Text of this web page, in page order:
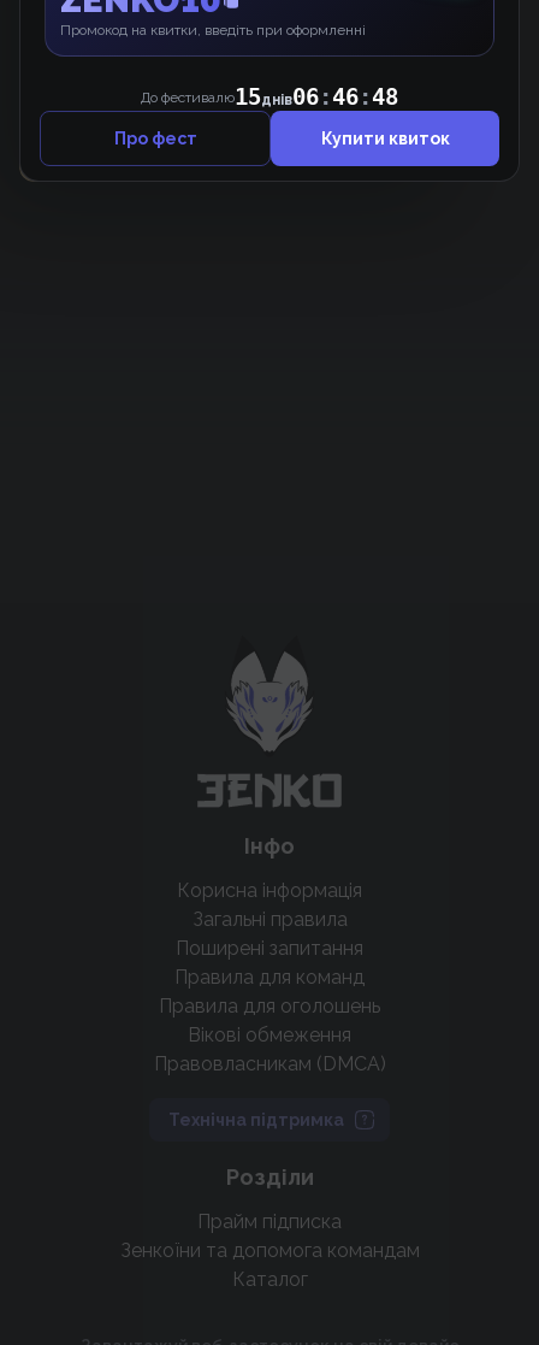
Манхва
Мій хлопець — Пес
Манґа
крутих нововведень
Підтримати проєкт
Інфо
Корисна інформація
Загальні правила
Поширені запитання
Правила для команд
Правила для оголошень
Вікові обмеження
Правовласникам (DMCA)
Технічна підтримка
Розділи
Прайм підписка
Зенкоїни та допомога командам
Каталог
Промокод на квитки, введіть при оформленні
До фестивалю15днів06:46:48
Про фест Купити квиток